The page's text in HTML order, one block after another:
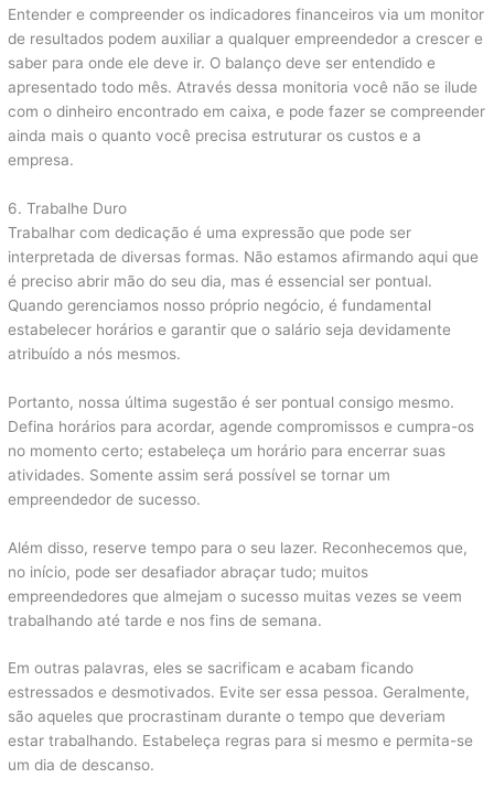
Entender e compreender os indicadores financeiros via um monitor
de resultados podem auxiliar a qualquer empreendedor a crescer e
saber para onde ele deve ir. O balanço deve ser entendido e
apresentado todo mês. Através dessa monitoria você não se ilude
com o dinheiro encontrado em caixa, e pode fazer se compreender
ainda mais o quanto você precisa estruturar os custos e a
empresa.
6. Trabalhe Duro
Trabalhar com dedicação é uma expressão que pode ser
interpretada de diversas formas. Não estamos afirmando aqui que
é preciso abrir mão do seu dia, mas é essencial ser pontual.
Quando gerenciamos nosso próprio negócio, é fundamental
estabelecer horários e garantir que o salário seja devidamente
atribuído a nós mesmos.
Portanto, nossa última sugestão é ser pontual consigo mesmo.
Defina horários para acordar, agende compromissos e cumpra-os
no momento certo; estabeleça um horário para encerrar suas
atividades. Somente assim será possível se tornar um
empreendedor de sucesso.
Além disso, reserve tempo para o seu lazer. Reconhecemos que,
no início, pode ser desafiador abraçar tudo; muitos
empreendedores que almejam o sucesso muitas vezes se veem
trabalhando até tarde e nos fins de semana.
Em outras palavras, eles se sacrificam e acabam ficando
estressados e desmotivados. Evite ser essa pessoa. Geralmente,
são aqueles que procrastinam durante o tempo que deveriam
estar trabalhando. Estabeleça regras para si mesmo e permita-se
um dia de descanso.